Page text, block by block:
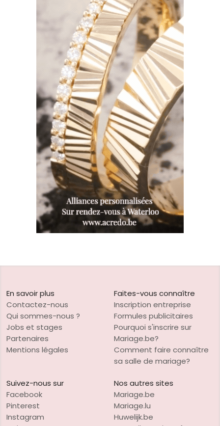
En savoir plus
Contactez-nous
Qui sommes-nous ?
Jobs et stages
Partenaires
Mentions légales
Faites-vous connaître
Inscription entreprise
Formules publicitaires
Pourquoi s'inscrire sur
Mariage.be?
Comment faire connaître
sa salle de mariage?
Suivez-nous sur
Facebook
Pinterest
Instagram
Nos autres sites
Mariage.be
Mariage.lu
Huwelijk.be